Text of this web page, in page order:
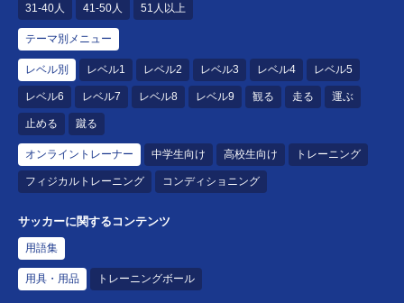
31-40人 41-50人 51人以上
テーマ別メニュー
レベル別 レベル1 レベル2 レベル3 レベル4 レベル5
レベル6 レベル7 レベル8 レベル9 観る 走る 運ぶ
止める 蹴る
オンライントレーナー 中学生向け 高校生向け トレーニング
フィジカルトレーニング コンディショニング
サッカーに関するコンテンツ
用語集
用具・用品 トレーニングボール